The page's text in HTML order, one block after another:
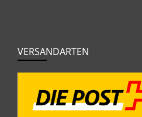
VERSANDARTEN